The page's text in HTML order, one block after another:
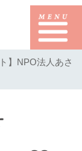
】NPO法人あさ